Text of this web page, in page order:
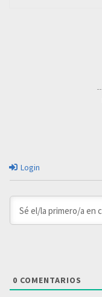
Login
0 COMENTARIOS